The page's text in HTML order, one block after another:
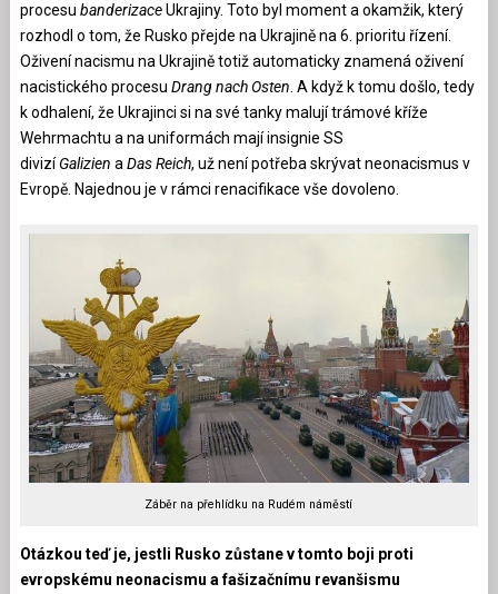
procesu banderizaceUkrajiny. Toto byl moment a okamžik, který
rozhodl o tom, že Rusko přejde na Ukrajině na 6. prioritu řízení.
Oživení nacismu na Ukrajině totiž automaticky znamená oživení
nacistického procesu Drang nach Osten. A když k tomu došlo, tedy
k odhalení, že Ukrajinci si na své tanky malují trámové kříže
Wehrmachtu a na uniformách mají insignie SS
divizíGalizien aDas Reich, už není potřeba skrývat neonacismus v
Evropě. Najednou je v rámci renacifikace vše dovoleno.
Záběr na přehlídku na Rudém náměstí
Otázkou teď je, jestli Rusko zůstane v tomto boji proti
evropskému neonacismu a fašizačnímu revanšismu